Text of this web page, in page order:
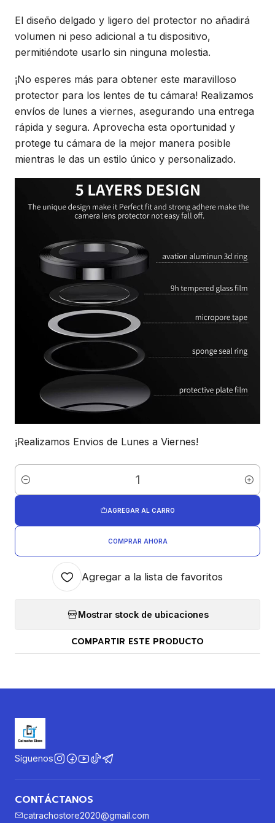
El diseño delgado y ligero del protector no añadirá
volumen ni peso adicional a tu dispositivo,
permitiéndote usarlo sin ninguna molestia.
¡No esperes más para obtener este maravilloso
protector para los lentes de tu cámara! Realizamos
envíos de lunes a viernes, asegurando una entrega
rápida y segura. Aprovecha esta oportunidad y
protege tu cámara de la mejor manera posible
mientras le das un estilo único y personalizado.
¡Realizamos Envios de Lunes a Viernes!
Cantidad
AGREGAR AL CARRO
COMPRAR AHORA
Agregar a la lista de favoritos
Mostrar stock de ubicaciones
COMPARTIR ESTE PRODUCTO
Síguenos
CONTÁCTANOS
catrachostore2020@gmail.com